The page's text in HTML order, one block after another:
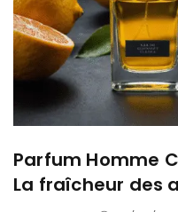
Parfum Homme
La fraîcheur des